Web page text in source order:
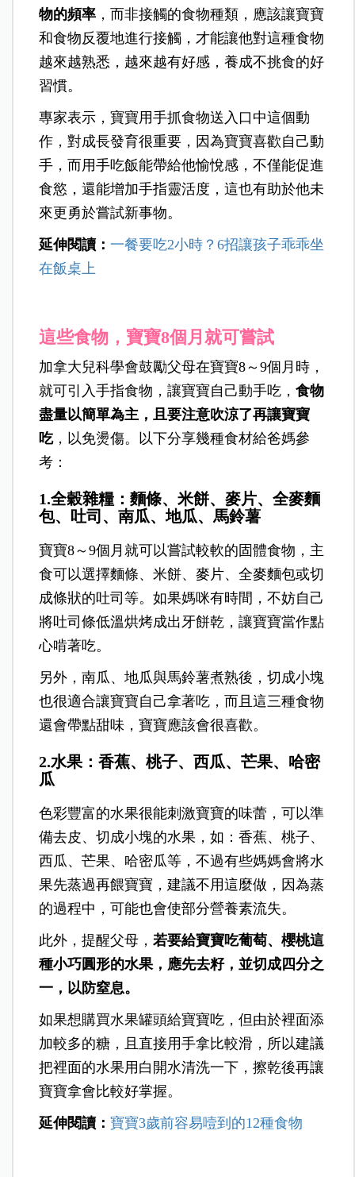
物的頻率 ，而非接觸的食物種類，應該讓寶寶
和食物反覆地進行接觸，才能讓他對這種食物
越來越熟悉，越來越有好感，養成不挑食的好
習慣。
專家表示，寶寶用手抓食物送入口中這個動
作，對成長發育很重要，因為寶寶喜歡自己動
手，而用手吃飯能帶給他愉悅感，不僅能促進
食慾，還能增加手指靈活度，這也有助於他未
來更勇於嘗試新事物。
延伸閱讀：一餐要吃2小時？6招讓孩子乖乖坐
在飯桌上
這些食物，寶寶8個月就可嘗試
加拿大兒科學會鼓勵父母在寶寶8～9個月時，
就可引入手指食物，讓寶寶自己動手吃，食物
盡量以簡單為主，且要注意吹涼了再讓寶寶
吃，以免燙傷。以下分享幾種食材給爸媽參
考：
1.全穀雜糧：麵條、米餅、麥片、全麥麵
包、吐司、南瓜、地瓜、馬鈴薯
寶寶8～9個月就可以嘗試較軟的固體食物，主
食可以選擇麵條、米餅、麥片、全麥麵包或切
成條狀的吐司等。如果媽咪有時間，不妨自己
將吐司條低溫烘烤成出牙餅乾，讓寶寶當作點
心啃著吃。
另外，南瓜、地瓜與馬鈴薯煮熟後，切成小塊
也很適合讓寶寶自己拿著吃，而且這三種食物
還會帶點甜味，寶寶應該會很喜歡。
2.水果：香蕉、桃子、西瓜、芒果、哈密
瓜
色彩豐富的水果很能刺激寶寶的味蕾，可以準
備去皮、切成小塊的水果，如：香蕉、桃子、
西瓜、芒果、哈密瓜等，不過有些媽媽會將水
果先蒸過再餵寶寶，建議不用這麼做，因為蒸
的過程中，可能也會使部分營養素流失。
此外，提醒父母，若要給寶寶吃葡萄、櫻桃這
種小巧圓形的水果，應先去籽，並切成四分之
一，以防窒息。
如果想購買水果罐頭給寶寶吃，但由於裡面添
加較多的糖，且直接用手拿比較滑，所以建議
把裡面的水果用白開水清洗一下，擦乾後再讓
寶寶拿會比較好掌握。
延伸閱讀：寶寶3歲前容易噎到的12種食物